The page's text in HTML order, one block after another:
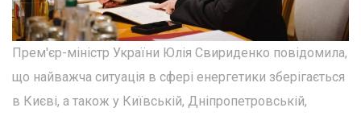
Прем'єр-міністр України Юлія Свириденко повідомила,
що найважча ситуація в сфері енергетики зберігається
в Києві, а також у Київській, Дніпропетровській,